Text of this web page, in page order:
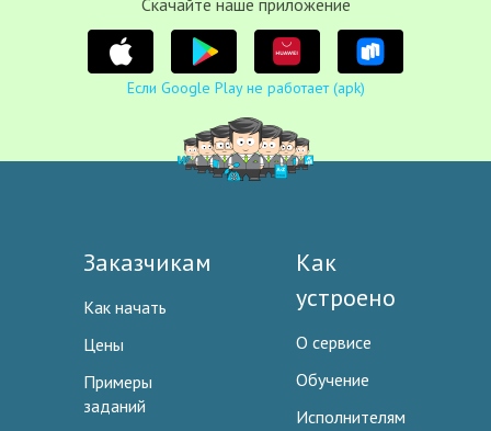
Cкачайте наше приложение
Если Google Play не работает (apk)
Заказчикам
Как начать
Цены
Примеры
заданий
Как
устроено
О сервисе
Обучение
Исполнителям